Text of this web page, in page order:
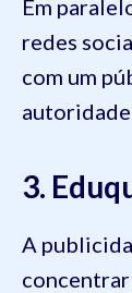
Em
redes
com um
autoridade
3.
A
concentrar